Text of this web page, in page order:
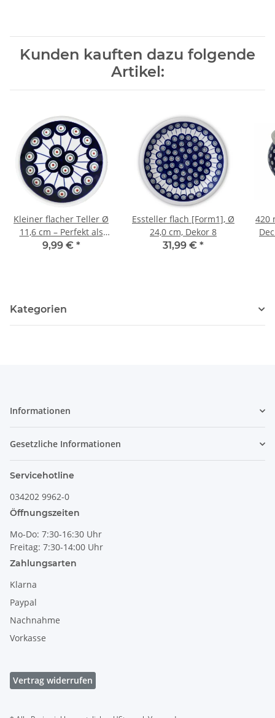
Kunden kauften dazu folgende
Artikel:
Kleiner flacher Teller Ø
11,6 cm – Perfekt als
Untertasse,
9,99 € *
Essteller flach [Form1], Ø
24,0 cm, Dekor 8
31,99 € *
420
Kategorien
Informationen
Gesetzliche Informationen
Servicehotline
034202 9962-0
Öffnungszeiten
Mo-Do: 7:30-16:30 Uhr
Freitag: 7:30-14:00 Uhr
Zahlungsarten
Klarna
Paypal
Nachnahme
Vorkasse
Vertrag widerrufen